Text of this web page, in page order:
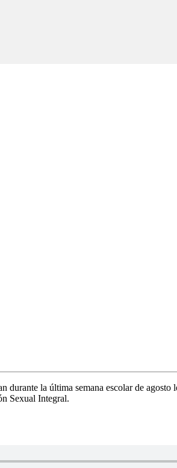
la última semana escolar de agosto
Sexual Integral.